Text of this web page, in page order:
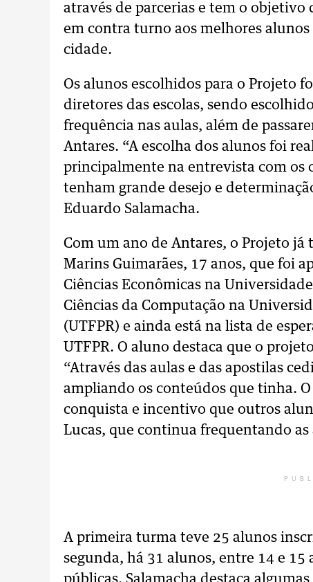
através de parcerias e tem o
em contra turno aos melhores
cidade.
Os alunos escolhidos para o Projeto
diretores das escolas, sendo
frequência nas aulas, além de
Antares. “A escolha dos alunos foi
principalmente na entrevista com os
tenham grande desejo e
Eduardo Salamacha.
Com um ano de Antares, o Projeto
Marins Guimarães, 17 anos, que foi
Ciências Econômicas na
Ciências da Computação na
(UTFPR) e ainda está na lista de
UTFPR. O aluno destaca que o
“Através das aulas e das apostilas
ampliando os conteúdos que tinha.
conquista e incentivo que outros
Lucas, que continua frequentando as
A primeira turma teve 25 alunos
segunda, há 31 alunos, entre 14 e 15
públicas. Salamacha destaca